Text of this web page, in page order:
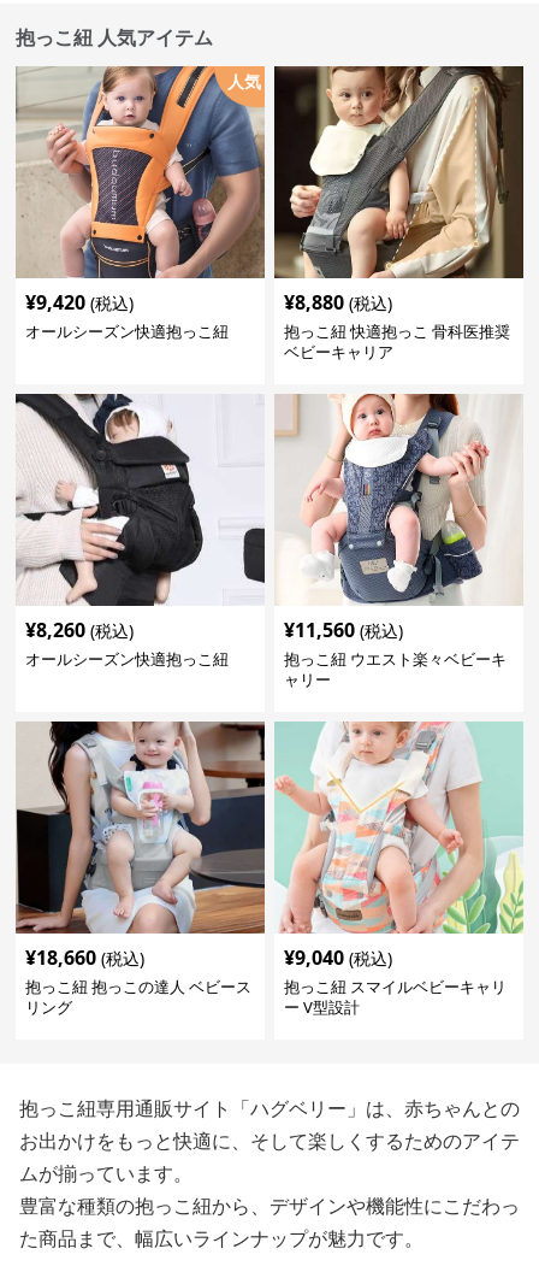
抱っこ紐 人気アイテム
人気
¥9,420 (税込)
オールシーズン快適抱っこ紐
¥8,880 (税込)
抱っこ紐 快適抱っこ 骨科医推奨
ベビーキャリア
¥8,260 (税込)
オールシーズン快適抱っこ紐
¥11,560 (税込)
抱っこ紐 ウエスト楽々ベビーキ
ャリー
¥18,660 (税込)
抱っこ紐 抱っこの達人 ベビース
リング
¥9,040 (税込)
抱っこ紐 スマイルベビーキャリ
ー V型設計
抱っこ紐専用通販サイト「ハグベリー」は、赤ちゃんとの
お出かけをもっと快適に、そして楽しくするためのアイテ
ムが揃っています。
豊富な種類の抱っこ紐から、デザインや機能性にこだわっ
た商品まで、幅広いラインナップが魅力です。